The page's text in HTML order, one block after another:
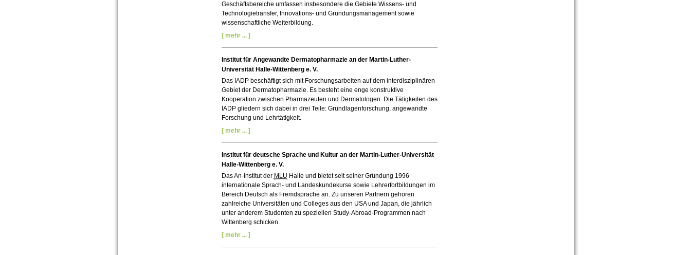
Geschäftsbereiche umfassen insbesondere die Gebiete Wissens- und
Technologietransfer, Innovations- und Gründungsmanagement sowie
wissenschaftliche Weiterbildung.
[ mehr ... ]
Institut für Angewandte Dermatopharmazie an der Martin-Luther-
Universität Halle-Wittenberg e. V.
Das IADP beschäftigt sich mit Forschungsarbeiten auf dem interdisziplinären
Gebiet der Dermatopharmazie. Es besteht eine enge konstruktive
Kooperation zwischen Pharmazeuten und Dermatologen. Die Tätigkeiten des
IADP gliedern sich dabei in drei Teile: Grundlagenforschung, angewandte
Forschung und Lehrtätigkeit.
[ mehr ... ]
Institut für deutsche Sprache und Kultur an der Martin-Luther-Universität
Halle-Wittenberg e. V.
Das An-Institut der MLU Halle und bietet seit seiner Gründung 1996
internationale Sprach- und Landeskundekurse sowie Lehrerfortbildungen im
Bereich Deutsch als Fremdsprache an. Zu unseren Partnern gehören
zahlreiche Universitäten und Colleges aus den USA und Japan, die jährlich
unter anderem Studenten zu speziellen Study-Abroad-Programmen nach
Wittenberg schicken.
[ mehr ... ]